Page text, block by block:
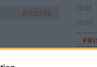
#100174
18:05
18:00